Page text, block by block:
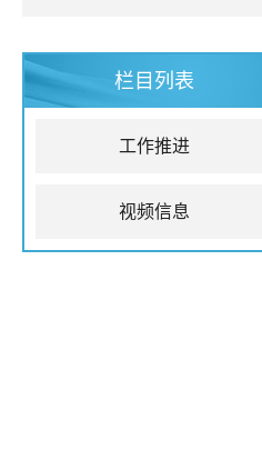
栏目列表
工作推进
视频信息